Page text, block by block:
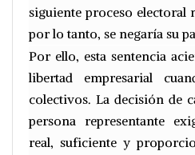
siguiente proceso electoral
por lo tanto, se negaría su
Por ello, esta sentencia
libertad empresarial
colectivos. La decisión de
persona representante
real, suficiente y